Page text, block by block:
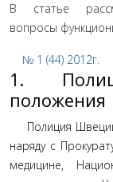
В статье
вопросы
№ 1 (44) 2012г.
1.
положения
Полиция
наряду с
медицине,